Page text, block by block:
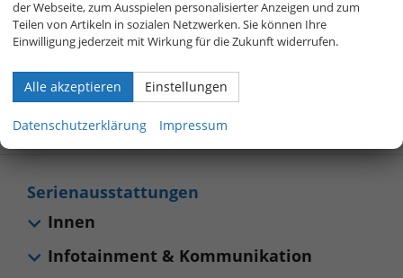
800 40 01 808
Allgemeines
Sonstiges
Serienausstattungen
Innen
Infotainment & Kommunikation
der Webseite, zum Ausspielen personalisierter Anzeigen und zum
Teilen von Artikeln in sozialen Netzwerken. Sie können Ihre
Einwilligung jederzeit mit Wirkung für die Zukunft widerrufen.
Alle akzeptieren Einstellungen
Datenschutzerklärung Impressum